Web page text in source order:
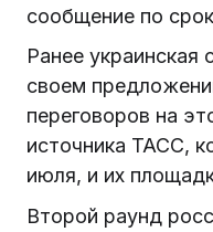
сообщение по
Ранее украинская
своем
переговоров на
источника ТАСС,
июля, и их
Второй раунд